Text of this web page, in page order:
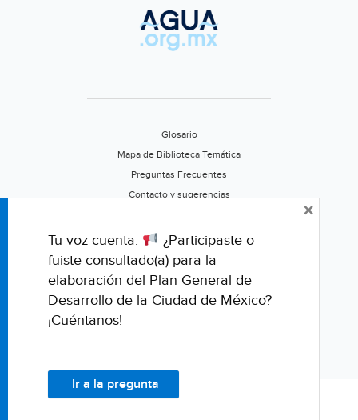
Glosario
Mapa de Biblioteca Temática
Preguntas Frecuentes
Contacto y sugerencias
Califica este portal
Tu voz cuenta.
¿Participaste o
fuiste consultado(a) para la
elaboración del Plan General de
Desarrollo de la Ciudad de México?
¡Cuéntanos!
Ir a la pregunta
×